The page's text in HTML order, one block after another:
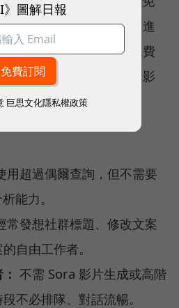
檔案上傳、圖像生成與進
與上下文視窗也優於免費
、但不需要複雜推理或影
：
用超過偶爾查詢，但不需要
能力。
常發想社群標題、修改文案
自由工作者。
不需 Sora 影片生成或高階
不必排隊、對話流暢。
圖解日報
巨思文化隱私權政策